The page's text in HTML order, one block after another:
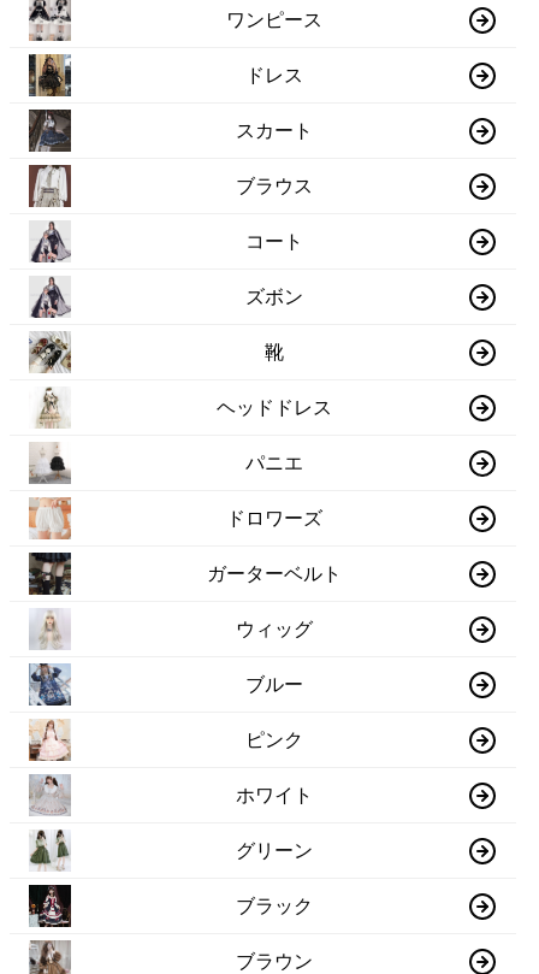
ワンピース
ドレス
スカート
ブラウス
コート
ズボン
靴
ヘッドドレス
パニエ
ドロワーズ
ガーターベルト
ウィッグ
ブルー
ピンク
ホワイト
グリーン
ブラック
ブラウン